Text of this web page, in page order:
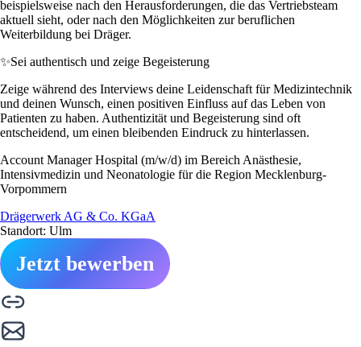
beispielsweise nach den Herausforderungen, die das Vertriebsteam
aktuell sieht, oder nach den Möglichkeiten zur beruflichen
Weiterbildung bei Dräger.
✨Sei authentisch und zeige Begeisterung
Zeige während des Interviews deine Leidenschaft für Medizintechnik
und deinen Wunsch, einen positiven Einfluss auf das Leben von
Patienten zu haben. Authentizität und Begeisterung sind oft
entscheidend, um einen bleibenden Eindruck zu hinterlassen.
Account Manager Hospital (m/w/d) im Bereich Anästhesie,
Intensivmedizin und Neonatologie für die Region Mecklenburg-
Vorpommern
Drägerwerk AG & Co. KGaA
Standort: Ulm
Jetzt bewerben